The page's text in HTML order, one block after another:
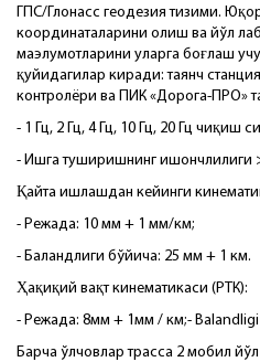
ГПС/Глонасс геодезия тизими.
координаталарини олиш ва йўл
маэлумотларини уларга боғлаш
қуйидагилар киради: таянч
контролёри ва ПИК «Дорога-ПРО»
- 1 Гц, 2 Гц, 4 Гц, 10 Гц, 20 Гц чиқиш
- Ишга туширишнинг ишончлилиги
Қайта ишлашдан кейинги
- Режада: 10 мм + 1 мм/км;
- Баландлиги бўйича: 25 мм + 1 км.
Ҳақиқий вақт кинематикаси (РТК):
- Режада: 8мм + 1мм / км;- Balandligi
Барча ўлчовлар трасса 2 мобил